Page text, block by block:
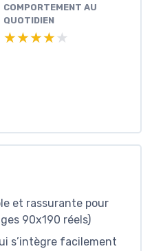
COMPORTEMENT AU
QUOTIDIEN
★★★★★
★★★★★
et rassurante pour
90x190 réels)
s’intègre facilement